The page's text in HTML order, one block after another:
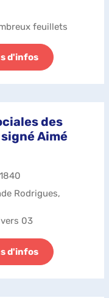
feuillets
d'infos
des
Aimé
Rodrigues,
03
d'infos